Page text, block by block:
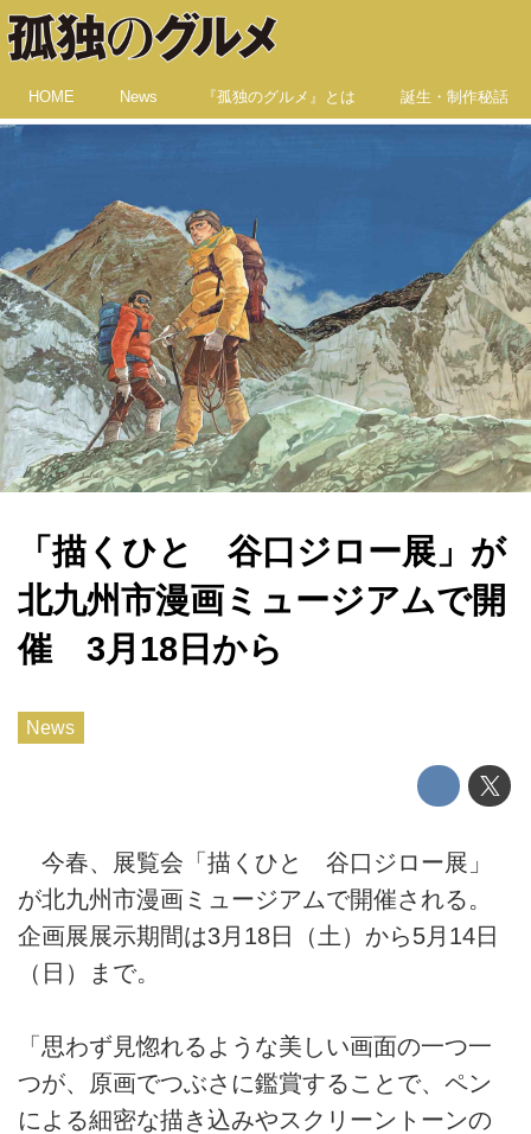
HOME News 『孤独のグルメ』とは 誕生・制作秘話
「描くひと 谷口ジロー展」が
北九州市漫画ミュージアムで開
催 3月18日から
News
今春、展覧会「描くひと 谷口ジロー展」
が北九州市漫画ミュージアムで開催される。
企画展展示期間は3月18日（土）から5月14日
（日）まで。
「思わず見惚れるような美しい画面の一つ一
つが、原画でつぶさに鑑賞することで、ペン
による細密な描き込みやスクリーントーンの